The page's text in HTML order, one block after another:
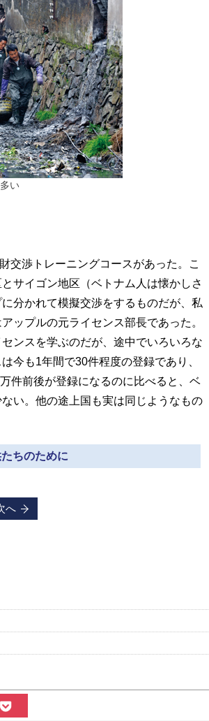
い
交渉トレーニングコースがあった。こ
サイゴン地区（ベトナム人は懐かしさ
分かれて模擬交渉をするものだが、私
ップルの元ライセンス部長であった。
ンスを学ぶのだが、途中でいろいろな
今も1年間で30件程度の登録であり、
件前後が登録になるのに比べると、ベ
い。他の途上国も実は同じようなもの
ちのために
へ